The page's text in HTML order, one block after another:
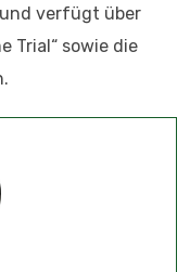
verfügt über
Trial“ sowie die